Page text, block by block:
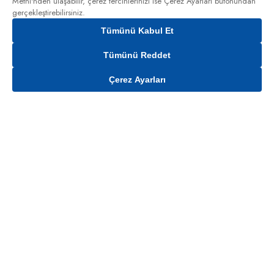
Gelince Haber Ver
gerçekleştirebilirsiniz.
Tümünü Kabul Et
Tümünü Reddet
Çerez Ayarları